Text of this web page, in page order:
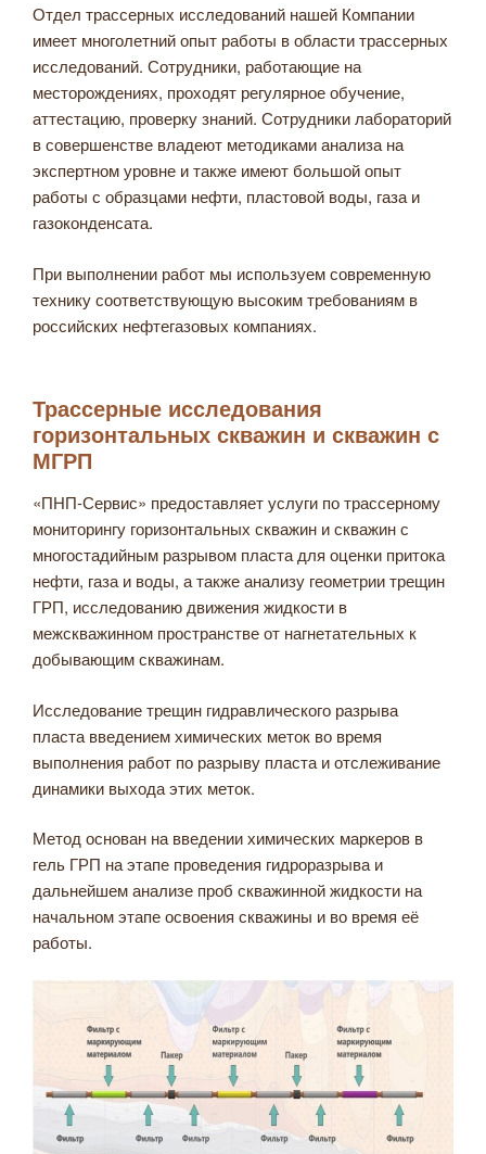
Отдел трассерных исследований нашей Компании
имеет многолетний опыт работы в области трассерных
исследований. Сотрудники, работающие на
месторождениях, проходят регулярное обучение,
аттестацию, проверку знаний. Сотрудники лабораторий
в совершенстве владеют методиками анализа на
экспертном уровне и также имеют большой опыт
работы с образцами нефти, пластовой воды, газа и
газоконденсата.
При выполнении работ мы используем современную
технику соответствующую высоким требованиям в
российских нефтегазовых компаниях.
Трассерные исследования
горизонтальных скважин и скважин с
МГРП
«ПНП-Сервис» предоставляет услуги по трассерному
мониторингу горизонтальных скважин и скважин с
многостадийным разрывом пласта для оценки притока
нефти, газа и воды, а также анализу геометрии трещин
ГРП, исследованию движения жидкости в
межскважинном пространстве от нагнетательных к
добывающим скважинам.
Исследование трещин гидравлического разрыва
пласта введением химических меток во время
выполнения работ по разрыву пласта и отслеживание
динамики выхода этих меток.
Метод основан на введении химических маркеров в
гель ГРП на этапе проведения гидроразрыва и
дальнейшем анализе проб скважинной жидкости на
начальном этапе освоения скважины и во время её
работы.